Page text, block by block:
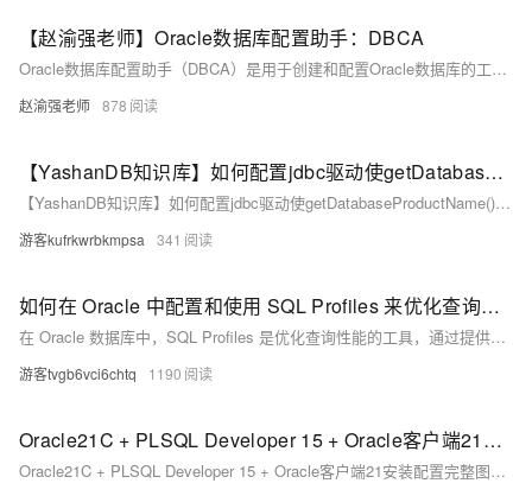
【赵渝强老师】Oracle数据库配置助手：DBCA
Oracle数据库配置助手（DBCA）是用于创建和配置Oracle数据库的工具，支持图形界面和静默执行模式。本文介绍了使用DBCA在Linux环境下创建数据库的完整步骤，包括选择数据库操作类型、配置存储与网络选项、设置管理密码等，并提供了界面截图与视频讲解，帮助用户快速掌握数据库创建流程。
赵渝强老师 878
【YashanDB知识库】如何配置jdbc驱动使getDatabaseProductName()返回Oracle
【YashanDB知识库】如何配置jdbc驱动使getDatabaseProductName()返回Oracle
游客kufrkwrbkmpsa 341
如何在 Oracle 中配置和使用 SQL Profiles 来优化查询性能？
在 Oracle 数据库中，SQL Profiles 是优化查询性能的工具，通过提供额外统计信息帮助生成更有效的执行计划。配置和使用步骤包括：1. 启用自动 SQL 调优；2. 手动创建 SQL Profile，涉及收集、执行调优任务、查看报告及应用建议；3. 验证效果；4. 使用 `DBA_SQL_PROFILES` 视图管理 Profile。
游客tvgb6vci6chtq 1190
Oracle21C + PLSQL Developer 15 + Oracle客户端21安装配置完整图文版
Oracle21C + PLSQL Developer 15 + Oracle客户端21安装配置完整图文版